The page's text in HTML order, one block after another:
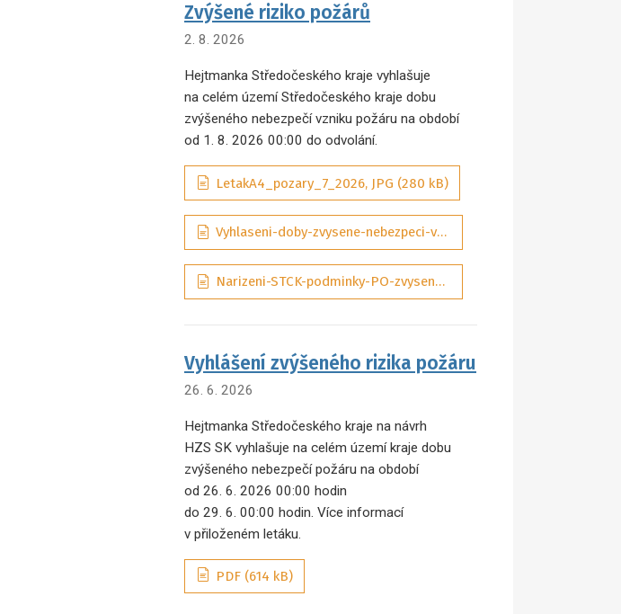
Zvýšené riziko požárů
2. 8. 2026
Hejtmanka Středočeského kraje vyhlašuje
na celém území Středočeského kraje dobu
zvýšeného nebezpečí vzniku požáru na období
od 1. 8. 2026 00:00 do odvolání.
LetakA4_pozary_7_2026, JPG (280 kB)
Vyhlaseni-doby-zvysene-nebezpeci-vzniku-pozaru-07-2026-sig_aDQP3Wd, PDF (292 kB)
Narizeni-STCK-podminky-PO-zvysene-nebezpeci-pozaru-01-2025-ASPI_tObrJIM, PDF (131 kB)
Vyhlášení zvýšeného rizika požáru
26. 6. 2026
Hejtmanka Středočeského kraje na návrh
HZS SK vyhlašuje na celém území kraje dobu
zvýšeného nebezpečí požáru na období
od 26. 6. 2026 00:00 hodin
do 29. 6. 00:00 hodin. Více informací
v přiloženém letáku.
PDF (614 kB)